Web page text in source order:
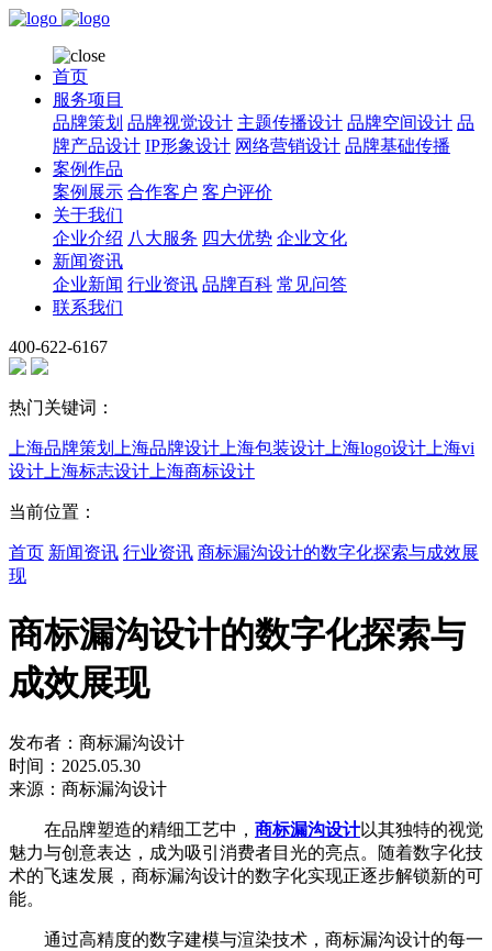
首页
服务项目
品牌策划 品牌视觉设计 主题传播设计 品牌空间设计 品
牌产品设计 IP形象设计 网络营销设计 品牌基础传播
案例作品
案例展示 合作客户 客户评价
关于我们
企业介绍 八大服务 四大优势 企业文化
新闻资讯
企业新闻 行业资讯 品牌百科 常见问答
联系我们
400-622-6167
热门关键词：
上海品牌策划 上海品牌设计 上海包装设计 上海logo设计 上海vi
设计 上海标志设计 上海商标设计
当前位置：
首页 新闻资讯 行业资讯 商标漏沟设计的数字化探索与成效展
现
商标漏沟设计的数字化探索与
成效展现
发布者：商标漏沟设计
时间：2025.05.30
来源：商标漏沟设计
在品牌塑造的精细工艺中， 商标漏沟设计以其独特的视觉
魅力与创意表达，成为吸引消费者目光的亮点。随着数字化技
术的飞速发展，商标漏沟设计的数字化实现正逐步解锁新的可
能。
通过高精度的数字建模与渲染技术，商标漏沟设计的每一